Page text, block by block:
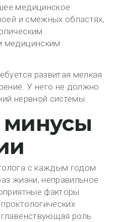
медицинское
и смежных областях,
медицинским
развитая мелкая
У него не должно
нервной системы.
с каждым годом
жизни, неправильное
факторы
роль